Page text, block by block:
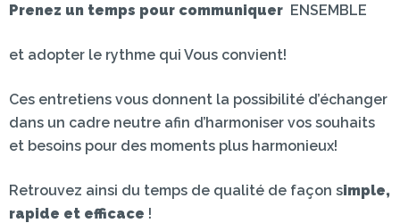
Prenez un temps pour communiquer ENSEMBLE
et adopter le rythme qui Vous convient!
Ces entretiens vous donnent la possibilité d’échanger
dans un cadre neutre afin d’harmoniser vos souhaits
et besoins pour des moments plus harmonieux!
Retrouvez ainsi du temps de qualité de façon simple,
rapide et efficace !